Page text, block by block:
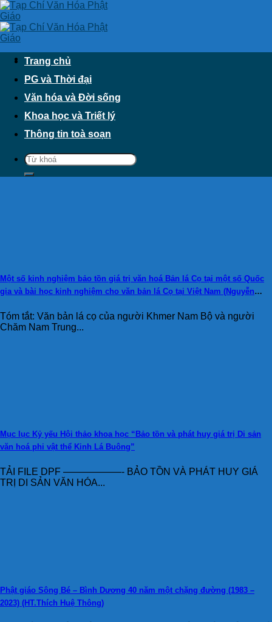
Skip
to
content
Trang chủ
PG và Thời đại
Văn hóa và Đời sống
Khoa học và Triết lý
Thông tin toà soạn
Một số kinh nghiệm bảo tồn giá trị văn hoá Bản lá Cọ tại một số Quốc
gia và bài học kinh nghiệm cho văn bản lá Cọ tại Việt Nam (Nguyễn
Tóm tắt: Văn bản lá cọ của người Khmer Nam Bộ và người
Chăm Nam Trung...
Mục lục Kỷ yếu Hội thảo khoa học “Bảo tồn và phát huy giá trị Di sản
văn hoá phi vật thể Kinh Lá Buông”
TẢI FILE DPF ——————- BẢO TỒN VÀ PHÁT HUY GIÁ
TRỊ DI SẢN VĂN HÓA...
Phật giáo Sông Bé – Bình Dương 40 năm một chặng đường (1983 –
2023) (HT.Thích Huệ Thông)